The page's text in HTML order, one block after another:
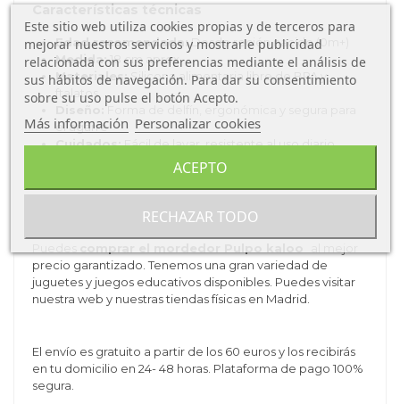
Características técnicas
Edad recomendada:Desde recién nacido (0m+)
Medida:18 cm aprox.
Materiales:Silicona alimentaria libre de BPA y
ftalatos
Forma de delfín, ergonómica y segura para
el agarre
Cuidados:Fácil de lavar, resistente al uso diario
Alivia encías, estimula la motricidad fina
y el sentido del tacto
Compra mordedor Pulpo kaloo
precio garantizado. Tenemos una gran variedad de
juguetes y juegos educativos disponibles. Puedes visitar
nuestra web y nuestras tiendas físicas en Madrid.
El envío es gratuito a partir de los 60 euros y los recibirás
en tu domicilio en 24- 48 horas. Plataforma de pago 100%
segura.
Este sitio web utiliza cookies propias y de terceros para
mejorar nuestros servicios y mostrarle publicidad
relacionada con sus preferencias mediante el análisis de
sus hábitos de navegación. Para dar su consentimiento
sobre su uso pulse el botón Acepto.
Más información Personalizar cookies
RECHAZAR TODO
ACEPTO